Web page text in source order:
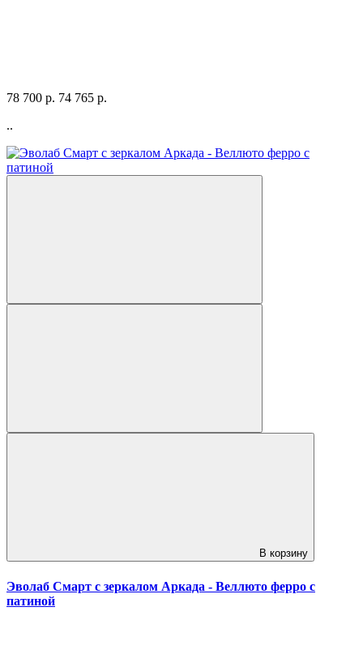
78 700 р. 74 765 р.
..
В корзину
Эволаб Смарт с зеркалом Аркада - Веллюто ферро с
патиной